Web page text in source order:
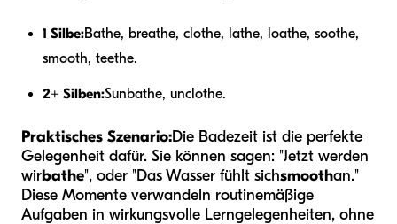
1 Silbe:Bathe, breathe, clothe, lathe, loathe, soothe,
smooth, teethe.
2+ Silben:Sunbathe, unclothe.
Praktisches Szenario:Die Badezeit ist die perfekte
Gelegenheit dafür. Sie können sagen: "Jetzt werden
wirbathe", oder "Das Wasser fühlt sichsmoothan."
Diese Momente verwandeln routinemäßige
Aufgaben in wirkungsvolle Lerngelegenheiten, ohne